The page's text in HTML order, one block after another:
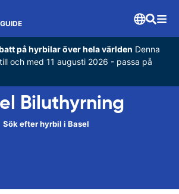
på hyrbilar över hela världen Denna
och med 11 augusti 2026 - passa på
Biluthyrning
Sök efter hyrbil i Basel